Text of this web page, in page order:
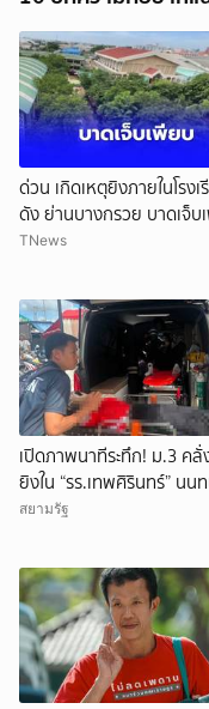
ด่วน เกิดเหตุยิงภายในโรง
ดัง ย่านบางกรวย บาดเจ็บ
TNews
เปิดภาพนาทีระทึก! ม.3 คลั่
ยิงใน “รร.เทพศิรินทร์” นน
ดับ 2 บาดเจ็บกว่า 20 ราย
สยามรัฐ